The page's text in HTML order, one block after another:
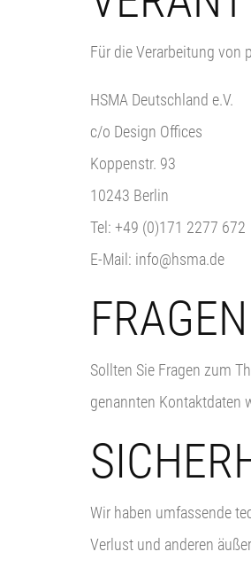
Für die Verarbeitung von
HSMA Deutschland e.V.
c/o Design Offices
Koppenstr. 93
10243 Berlin
Tel: +49 (0)171 2277 672
E-Mail: info@hsma.de
Sollten Sie Fragen zum
genannten Kontaktdaten
Wir haben umfassende
Verlust und anderen